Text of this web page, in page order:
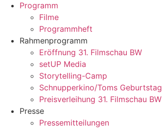
Programm
Filme
Programmheft
Rahmenprogramm
Eröffnung 31. Filmschau BW
setUP Media
Storytelling-Camp
Schnupperkino/Toms Geburtstag
Preisverleihung 31. Filmschau BW
Presse
Pressemitteilungen